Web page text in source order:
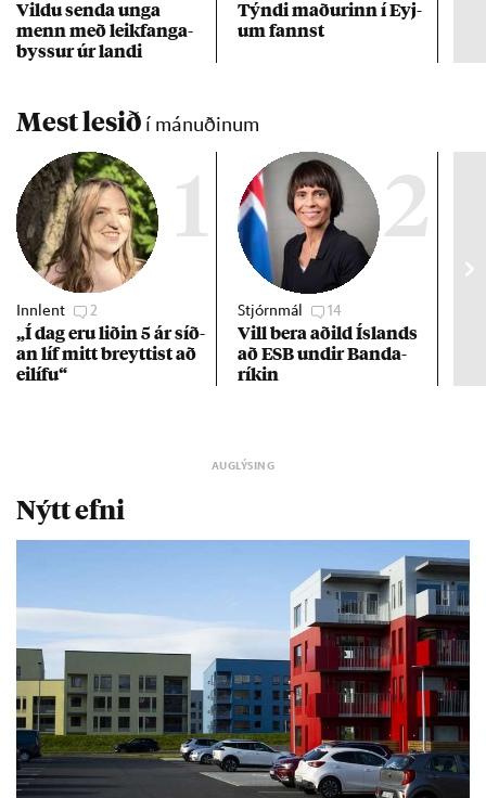
Vildu senda unga
menn með leik­fanga­
byss­ur úr landi
Týndi mað­ur­inn í Eyj­
um fannst
Mest lesið í mánuðinum
1
Innlent 2
„Í dag eru lið­in 5 ár síð­
an líf mitt breytt­ist að
ei­lífu“
2
Stjórnmál 14
Vill bera að­ild Ís­lands
að ESB und­ir Banda­
rík­in
Nýtt efni